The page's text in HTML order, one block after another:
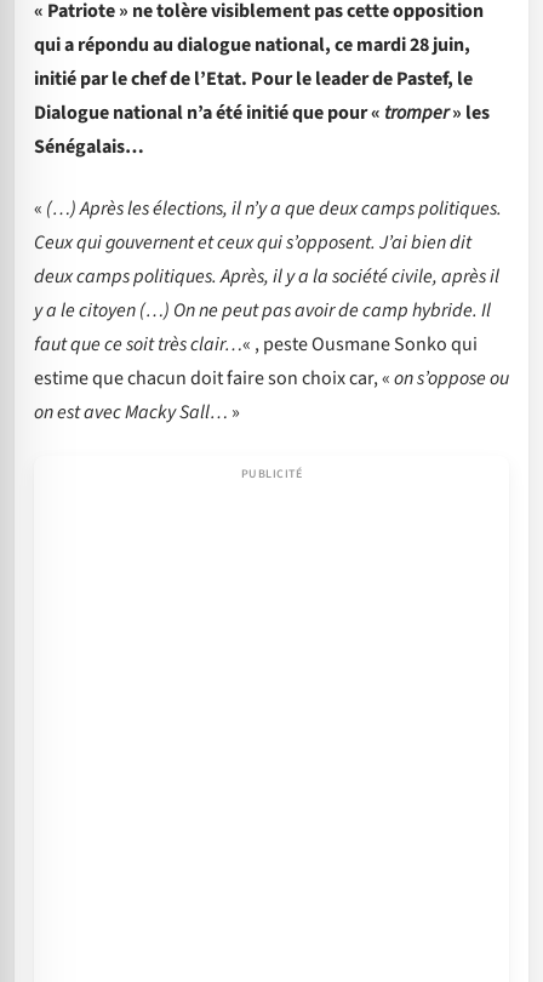
« Patriote » ne tolère visiblement pas cette opposition
qui a répondu au dialogue national, ce mardi 28 juin,
initié par le chef de l’Etat. Pour le leader de Pastef, le
Dialogue national n’a été initié que pour « tromper» les
Sénégalais…
« (…) Après les élections, il n’y a que deux camps politiques.
Ceux qui gouvernent et ceux qui s’opposent. J’ai bien dit
deux camps politiques. Après, il y a la société civile, après il
y a le citoyen (…) On ne peut pas avoir de camp hybride. Il
faut que ce soit très clair…« , peste Ousmane Sonko qui
estime que chacun doit faire son choix car, «on s’oppose ou
on est avec Macky Sall… »